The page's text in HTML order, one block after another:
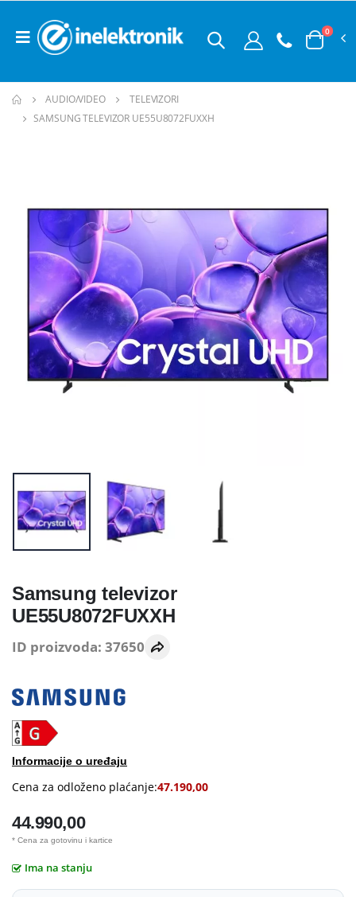
0
AUDIO/VIDEO
TELEVIZORI
SAMSUNG TELEVIZOR UE55U8072FUXXH
Samsung televizor
UE55U8072FUXXH
ID proizvoda: 37650
Informacije o uređaju
Cena za odloženo plaćanje:47.190,00
44.990,00
* Cena za gotovinu i kartice
Ima na stanju